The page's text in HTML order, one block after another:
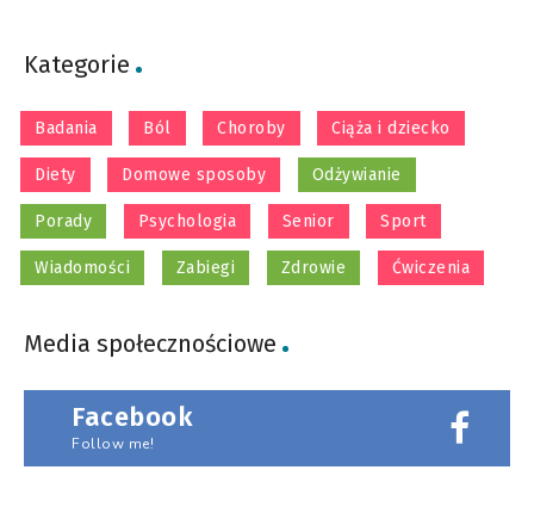
Kategorie
Badania Ból Choroby Ciąża i dziecko
Diety Domowe sposoby Odżywianie
Porady Psychologia Senior Sport
Wiadomości Zabiegi Zdrowie Ćwiczenia
Media społecznościowe
Facebook
Follow me!